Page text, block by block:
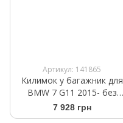
Артикул: 141865
Килимок у багажник для
BMW 7 G11 2015- без
запаски чорний
WeatherTech 40864
7 928 грн